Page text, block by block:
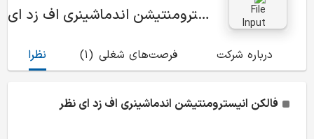
فالکن انیسترومنتیشن اندماشینری اف زد ای
درباره شرکت (1) فرصت‌های شغلی نظرات
فالکن انیسترومنتیشن اندماشینری اف زد ای نظر